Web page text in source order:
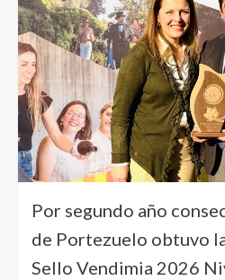
Por segundo año
de Portezuelo obtuvo
Sello Vendimia 2026